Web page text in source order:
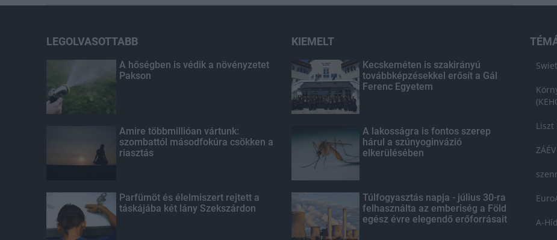
LEGOLVASOTTABB
A hőségben is védik a növényzetet
Pakson
Amire többmillióan vártunk:
szombattól másodfokúra csökken a
riasztás
Parfümöt és élelmiszert rejtett a
táskájába két lány Szekszárdon
KIEMELT
Kecskeméten is szakirányú
továbbképzésekkel erősít a Gál
Ferenc Egyetem
A lakosságra is fontos szerep
hárul a szúnyoginvázió
elkerülésében
Túlfogyasztás napja - július 30-ra
felhasználta az emberiség a Föld
egész évre elegendő erőforrásait
A-